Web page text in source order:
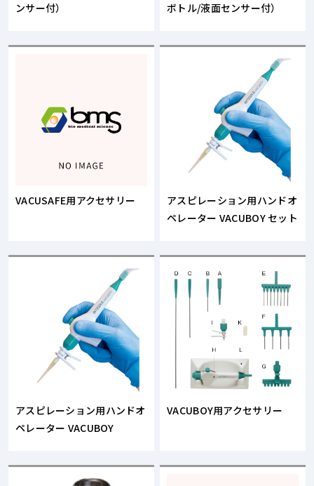
ンサー付）
ボトル/液面センサー付）
VACUSAFE用アクセサリー
アスピレーション用ハンドオ
ペレーター VACUBOY セット
アスピレーション用ハンドオ
ペレーター VACUBOY
VACUBOY用アクセサリー